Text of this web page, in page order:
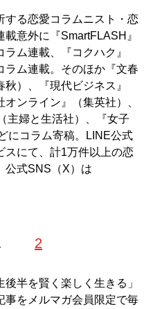
する恋愛コラムニスト・恋
意外に『SmartFLASH』
ラム連載、『コクハク』
ラム連載。そのほか『文春
）、『現代ビジネス』
オンライン』（集英社）、
主婦と生活社）、『女子
にコラム寄稿。LINE公式
スにて、計1万件以上の恋
公式SNS（X）は
2
半を賢く楽しく生きる」
事をメルマガ会員限定で毎